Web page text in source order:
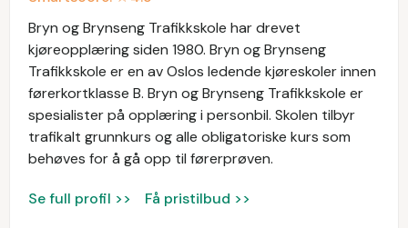
Bryn og Brynseng Trafikkskole har drevet
kjøreopplæring siden 1980. Bryn og Brynseng
Trafikkskole er en av Oslos ledende kjøreskoler innen
førerkortklasse B. Bryn og Brynseng Trafikkskole er
spesialister på opplæring i personbil. Skolen tilbyr
trafikalt grunnkurs og alle obligatoriske kurs som
behøves for å gå opp til førerprøven.
Se full profil >> Få pristilbud >>